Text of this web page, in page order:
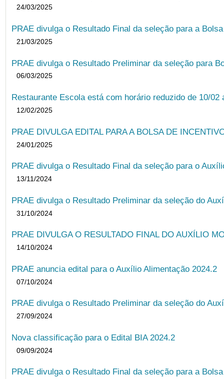
24/03/2025
PRAE divulga o Resultado Final da seleção para a
21/03/2025
PRAE divulga o Resultado Preliminar da seleção para
06/03/2025
Restaurante Escola está com horário reduzido de 10/
12/02/2025
PRAE DIVULGA EDITAL PARA A BOLSA DE
24/01/2025
PRAE divulga o Resultado Final da seleção para o
13/11/2024
PRAE divulga o Resultado Preliminar da seleção do
31/10/2024
PRAE DIVULGA O RESULTADO FINAL DO AUXÍLIO
14/10/2024
PRAE anuncia edital para o Auxílio Alimentação 2024.2
07/10/2024
PRAE divulga o Resultado Preliminar da seleção do
27/09/2024
Nova classificação para o Edital BIA 2024.2
09/09/2024
PRAE divulga o Resultado Final da seleção para a